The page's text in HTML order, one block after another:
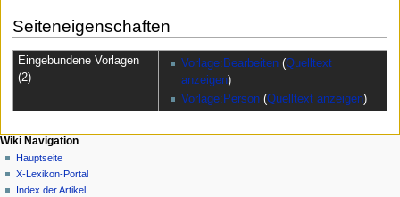
Seiteneigenschaften
Eingebundene Vorlagen
(2)
Vorlage:Bearbeiten (Quelltext
anzeigen)
Vorlage:Person (Quelltext anzeigen)
N
a
v
Seitenaktionen
Seite
Diskussion
Lesen
Meine Werkzeuge
Anmelden
Wiki Navigation
Hauptseite
X-Lexikon-Portal
Index der Artikel